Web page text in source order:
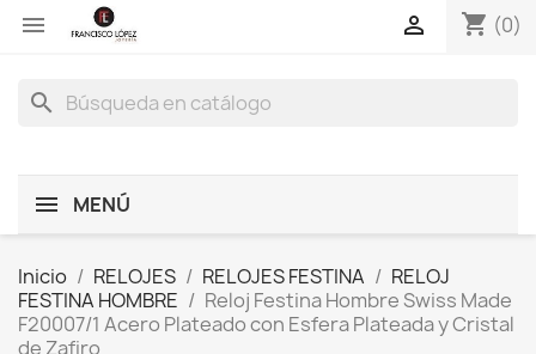
 shopping_cart (0)

search
MENÚ
Inicio RELOJES RELOJES FESTINA
RELOJ
FESTINA HOMBRE
Reloj Festina Hombre Swiss Made
F20007/1 Acero Plateado con Esfera Plateada y Cristal
de Zafiro